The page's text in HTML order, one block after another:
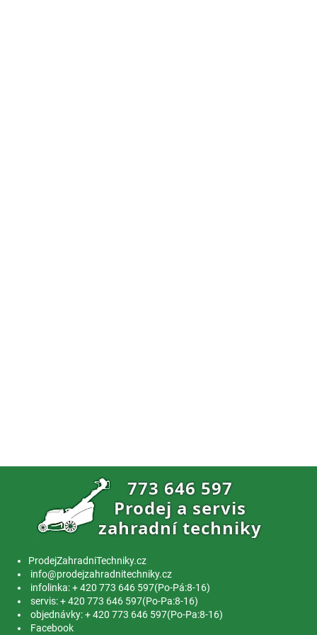
ProdejZahradniTechniky.cz
info@prodejzahradnitechniky.cz
infolinka: + 420 773 646 597(Po-Pá:8-16)
servis: + 420 773 646 597(Po-Pa:8-16)
objednávky: + 420 773 646 597(Po-Pa:8-16)
Facebook